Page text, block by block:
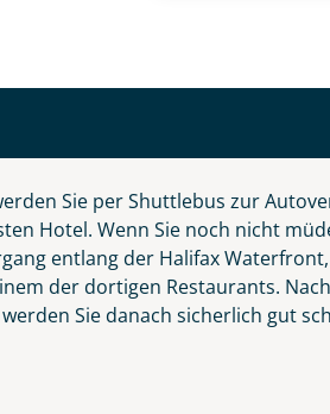
Edward Island und
Sie per Shuttlebus zur
Hotel. Wenn Sie noch nicht
entlang der Halifax
der dortigen Restaurants.
Sie danach sicherlich gut